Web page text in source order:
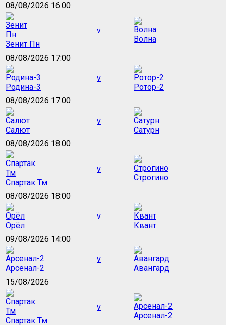
08/08/2026 16:00
Зенит Пн
v
Волна
08/08/2026 17:00
Родина-3
v
Ротор-2
08/08/2026 17:00
Салют
v
Сатурн
08/08/2026 18:00
Спартак Тм
v
Строгино
08/08/2026 18:00
Орёл
v
Квант
09/08/2026 14:00
Арсенал-2
v
Авангард
15/08/2026
Спартак Тм
v
Арсенал-2